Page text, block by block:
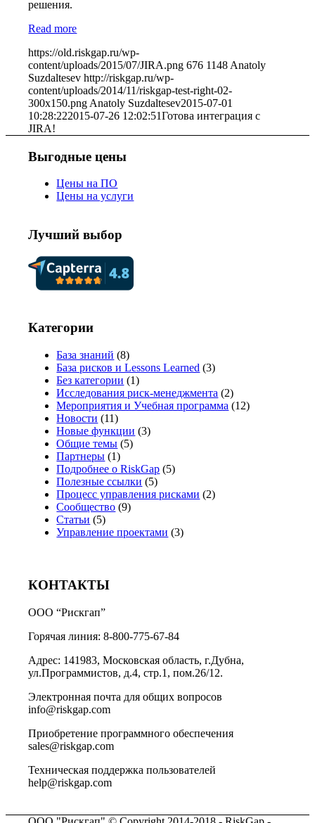
решения.
Read more
https://old.riskgap.ru/wp-
content/uploads/2015/07/JIRA.png 676 1148 Anatoly
Suzdaltesev http://riskgap.ru/wp-
content/uploads/2014/11/riskgap-test-right-02-
300x150.png Anatoly Suzdaltesev2015-07-01
10:28:222015-07-26 12:02:51Готова интеграция с
JIRA!
Выгодные цены
Цены на ПО
Цены на услуги
Лучший выбор
Категории
База знаний (8)
База рисков и Lessons Learned (3)
Без категории (1)
Исследования риск-менеджмента (2)
Мероприятия и Учебная программа (12)
Новости (11)
Новые функции (3)
Общие темы (5)
Партнеры (1)
Подробнее о RiskGap (5)
Полезные ссылки (5)
Процесс управления рисками (2)
Сообщество (9)
Статьи (5)
Управление проектами (3)
КОНТАКТЫ
ООО “Рискгап”
Горячая линия: 8-800-775-67-84
Адрес: 141983, Московская область, г.Дубна,
ул.Программистов, д.4, стр.1, пом.26/12.
Электронная почта для общих вопросов
info@riskgap.com
Приобретение программного обеспечения
sales@riskgap.com
Техническая поддержка пользователей
help@riskgap.com